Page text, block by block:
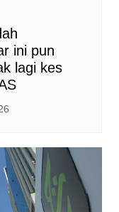
ini pun
lagi kes